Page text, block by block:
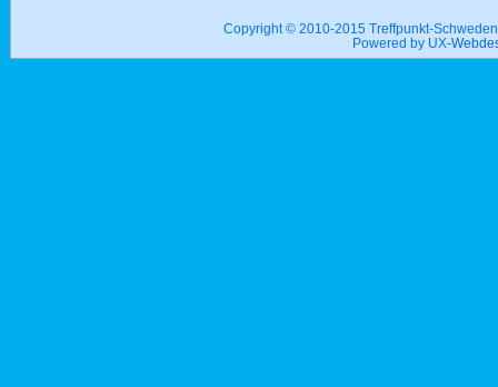
Copyright © 2010-2015 Treffpunkt-
Powered by UX-